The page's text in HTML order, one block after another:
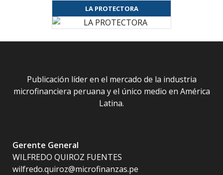
LA PROTECTORA
Publicación líder en el mercado de la industria
microfinanciera peruana y el único medio en América
Latina.
Gerente General
WILFREDO QUIROZ FUENTES
wilfredo.quiroz@microfinanzas.pe